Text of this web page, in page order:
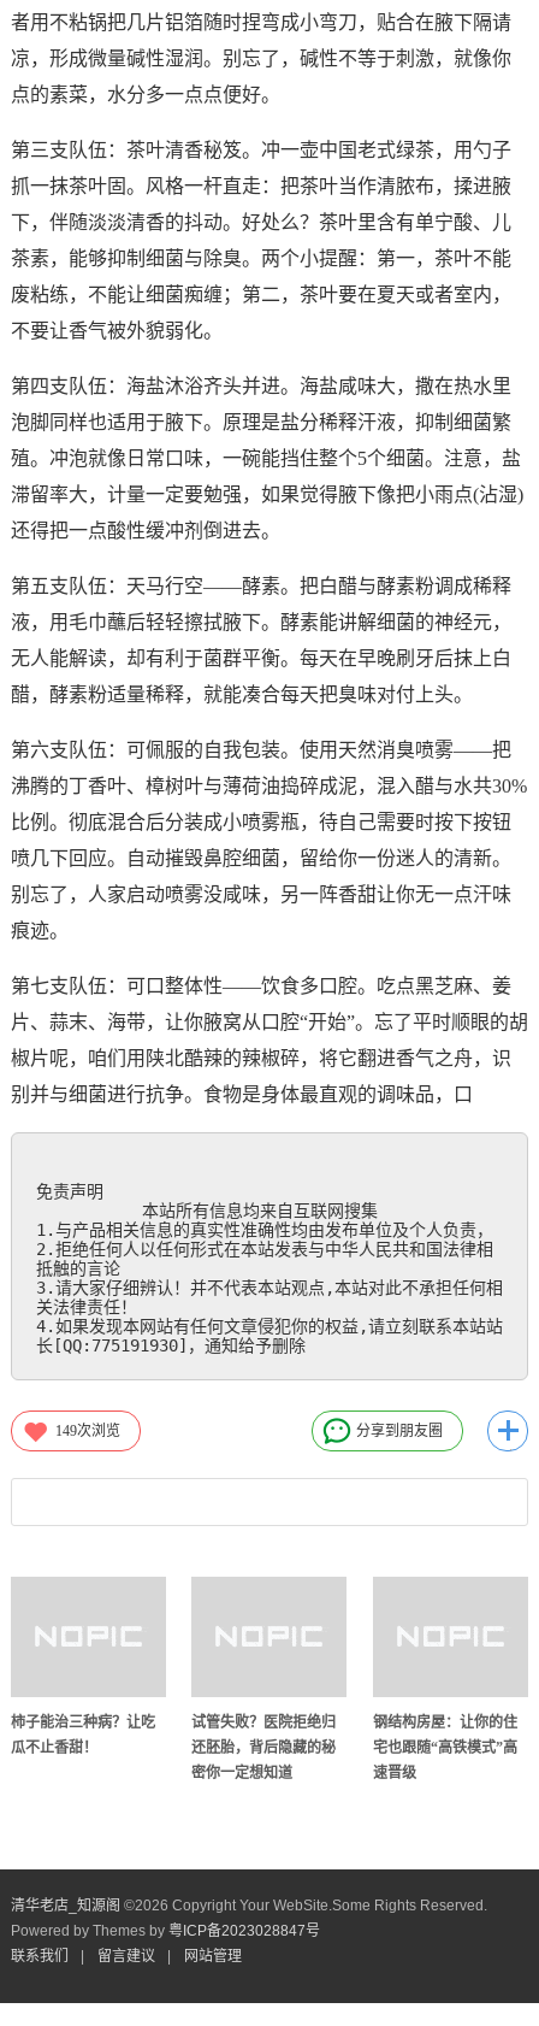
者用不粘锅把几片铝箔随时捏弯成小弯刀，贴合在腋下隔请
凉，形成微量碱性湿润。别忘了，碱性不等于刺激，就像你
点的素菜，水分多一点点便好。
第三支队伍：茶叶清香秘笈。冲一壶中国老式绿茶，用勺子
抓一抹茶叶固。风格一杆直走：把茶叶当作清脓布，揉进腋
下，伴随淡淡清香的抖动。好处么？茶叶里含有单宁酸、儿
茶素，能够抑制细菌与除臭。两个小提醒：第一，茶叶不能
废粘练，不能让细菌痴缠；第二，茶叶要在夏天或者室内，
不要让香气被外貌弱化。
第四支队伍：海盐沐浴齐头并进。海盐咸味大，撒在热水里
泡脚同样也适用于腋下。原理是盐分稀释汗液，抑制细菌繁
殖。冲泡就像日常口味，一碗能挡住整个5个细菌。注意，盐
滞留率大，计量一定要勉强，如果觉得腋下像把小雨点(沾湿)
还得把一点酸性缓冲剂倒进去。
第五支队伍：天马行空——酵素。把白醋与酵素粉调成稀释
液，用毛巾蘸后轻轻擦拭腋下。酵素能讲解细菌的神经元，
无人能解读，却有利于菌群平衡。每天在早晚刷牙后抹上白
醋，酵素粉适量稀释，就能凑合每天把臭味对付上头。
第六支队伍：可佩服的自我包装。使用天然消臭喷雾——把
沸腾的丁香叶、樟树叶与薄荷油捣碎成泥，混入醋与水共30%
比例。彻底混合后分装成小喷雾瓶，待自己需要时按下按钮
喷几下回应。自动摧毁鼻腔细菌，留给你一份迷人的清新。
别忘了，人家启动喷雾没咸味，另一阵香甜让你无一点汗味
痕迹。
第七支队伍：可口整体性——饮食多口腔。吃点黑芝麻、姜
片、蒜末、海带，让你腋窝从口腔“开始”。忘了平时顺眼的胡
椒片呢，咱们用陕北酷辣的辣椒碎，将它翻进香气之舟，识
别并与细菌进行抗争。食物是身体最直观的调味品，口
免责声明
本站所有信息均来自互联网搜集
1.与产品相关信息的真实性准确性均由发布单位及个人负责，
2.拒绝任何人以任何形式在本站发表与中华人民共和国法律相
抵触的言论
3.请大家仔细辨认！并不代表本站观点,本站对此不承担任何相
关法律责任！
4.如果发现本网站有任何文章侵犯你的权益,请立刻联系本站站
长[QQ:775191930]，通知给予删除
149次浏览 分享到朋友圈
柿子能治三种病？让吃
瓜不止香甜！
试管失败？医院拒绝归
还胚胎，背后隐藏的秘
密你一定想知道
钢结构房屋：让你的住
宅也跟随“高铁模式”高
速晋级
清华老店_知源阁​ ©2026 Copyright Your WebSite.Some Rights Reserved.
Powered by Themes by 粤ICP备2023028847号
联系我们
留言建议 网站管理